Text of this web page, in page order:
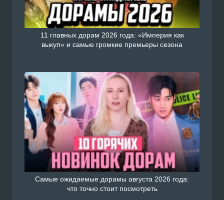
11 главных дорам 2026 года: «Империя как
выкуп» и самые громкие премьеры сезона
Самые ожидаемые дорамы августа 2026 года:
что точно стоит посмотреть